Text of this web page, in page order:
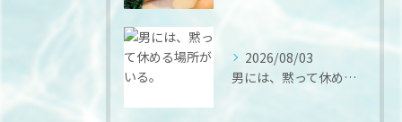
2026/08/03
男には、黙って休める場所がいる。